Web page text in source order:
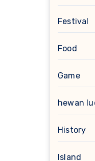
Festival
Food
Game
hewan
History
Island